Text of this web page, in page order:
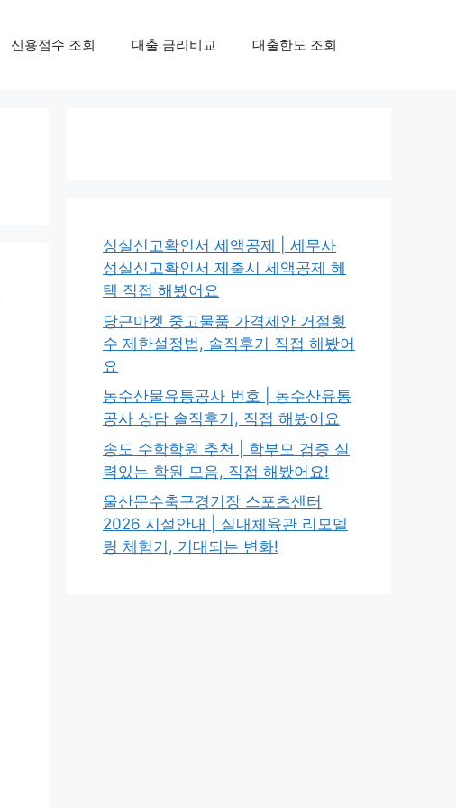
신용점수 조회 대출 금리비교 대출한도 조회
성실신고확인서 세액공제 | 세무사
성실신고확인서 제출시 세액공제 혜
택 직접 해봤어요
당근마켓 중고물품 가격제안 거절횟
수 제한설정법, 솔직후기 직접 해봤어
요
농수산물유통공사 번호 | 농수산유통
공사 상담 솔직후기, 직접 해봤어요
송도 수학학원 추천 | 학부모 검증 실
력있는 학원 모음, 직접 해봤어요!
울산문수축구경기장 스포츠센터
2026 시설안내 | 실내체육관 리모델
링 체험기, 기대되는 변화!